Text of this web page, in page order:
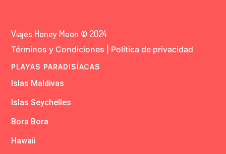
Viajes Honey Moon © 2024
Términos y Condiciones Política de privacidad
PLAYAS PARADISÍACAS
Islas Maldivas
Islas Seychelles
Bora Bora
Hawaii